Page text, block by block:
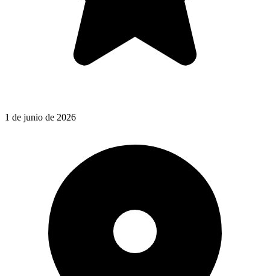
1 de junio de 2026